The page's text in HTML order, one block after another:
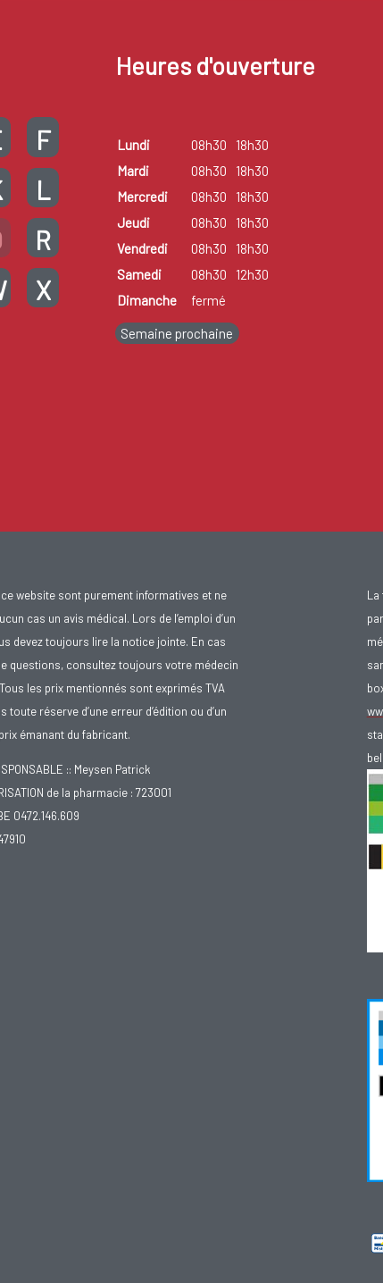
F
L
R
X
Heures d'ouverture
Lundi 08h30
18h30
Mardi
08h30
18h30
Mercredi
08h30
18h30
Jeudi
08h30
18h30
Vendredi
08h30
18h30
Samedi
08h30
12h30
Dimanche
fermé
Semaine prochaine
website sont purement informatives et ne
cas un avis médical. Lors de l’emploi d’un
devez toujours lire la notice jointe. En cas
questions, consultez toujours votre médecin
les prix mentionnés sont exprimés TVA
toute réserve d’une erreur d’édition ou d’un
émanant du fabricant.
:: Meysen Patrick
de la pharmacie : 723001
0472.146.609
La